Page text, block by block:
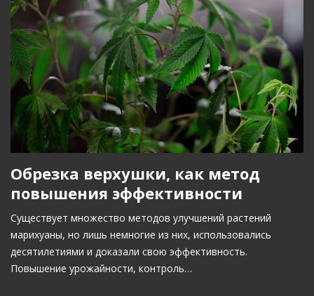
Обрезка верхушки, как метод
повышения эффективности
Существует множество методов улучшений растений
марихуаны, но лишь немногие из них, использовались
десятилетиями и доказали свою эффективность.
Повышение урожайности, контроль…